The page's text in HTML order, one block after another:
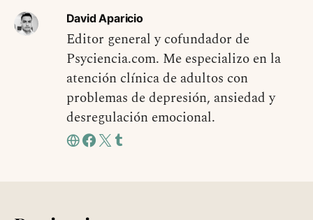
David Aparicio
Editor general y cofundador de
Psyciencia.com. Me especializo en la
atención clínica de adultos con
problemas de depresión, ansiedad y
desregulación emocional.